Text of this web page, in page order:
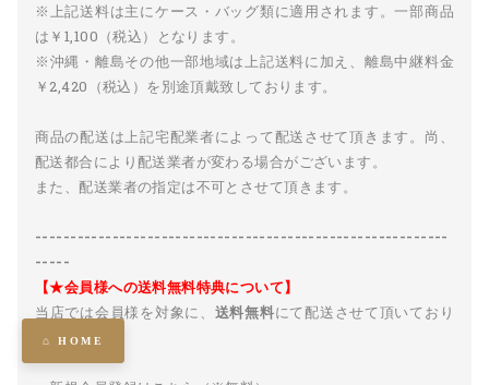
※上記送料は主にケース・バッグ類に適用されます。一部商品
は￥1,100（税込）となります。
※沖縄・離島その他一部地域は上記送料に加え、離島中継料金
￥2,420（税込）を別途頂戴致しております。
商品の配送は上記宅配業者によって配送させて頂きます。尚、
配送都合により配送業者が変わる場合がございます。
また、配送業者の指定は不可とさせて頂きます。
-----------------------------------------------------------
-----
【★会員様への送料無料特典について】
当店では会員様を対象に、 送料無料にて配送させて頂いており
ます。
⌂ HOME